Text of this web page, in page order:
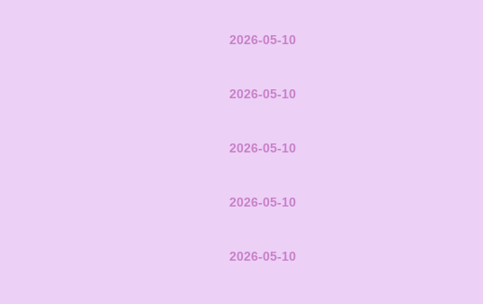
2026-05-10
2026-05-10
2026-05-10
2026-05-10
2026-05-10